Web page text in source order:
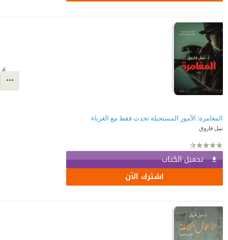
المغامرة: الأمور المستحيلة تحدث فقط مع الغرباء
نبيل فاروق
تحميل الكتاب
اشترك الآن